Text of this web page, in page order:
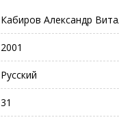
Кабиров Александр
2001
Русский
31